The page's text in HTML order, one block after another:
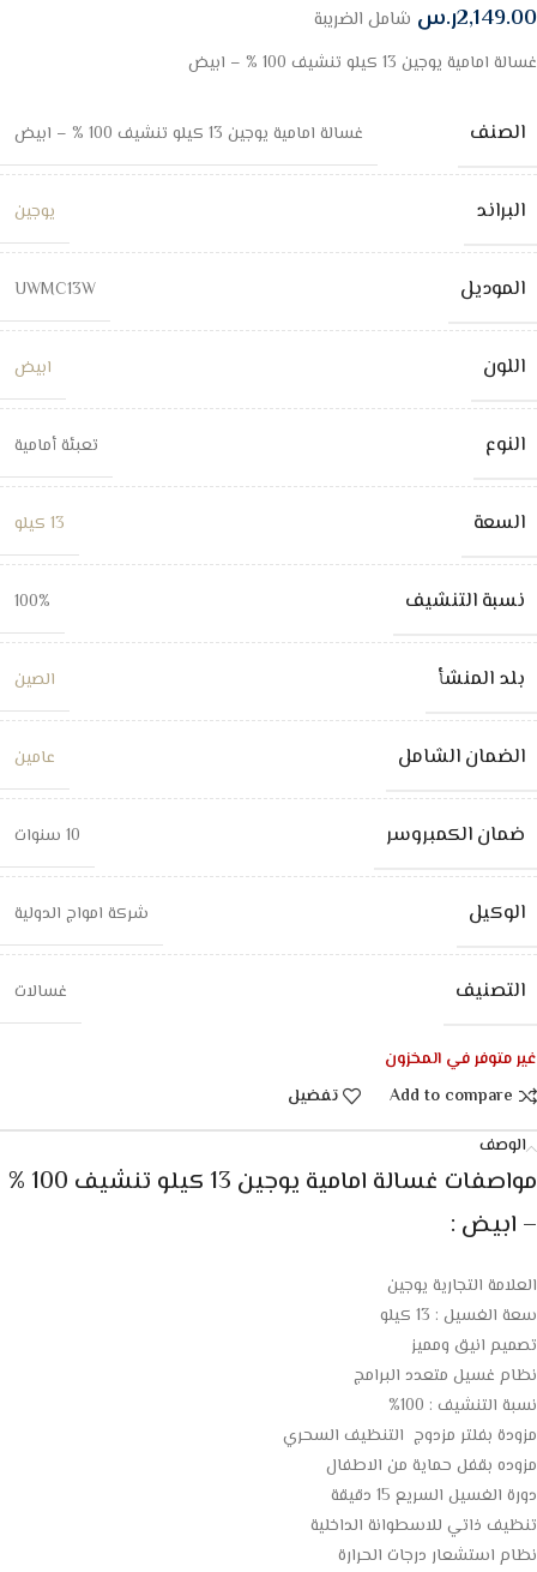
2,149.00ر.س شامل الضريبة
غسالة امامية يوجين 13 كيلو تنشيف 100 % – ابيض
الصنف غسالة امامية يوجين 13 كيلو تنشيف 100 % – ابيض
البراند يوجين
الموديل UWMC13W
اللون ابيض
النوع تعبئة أمامية
السعة 13 كيلو
نسبة التنشيف 100%
بلد المنشأ الصين
الضمان الشامل عامين
ضمان الكمبروسر 10 سنوات
الوكيل شركة امواج الدولية
التصنيف غسالات
غير متوفر في المخزون
Add to compare
تفضيل
الوصف
مواصفات غسالة امامية يوجين 13 كيلو تنشيف 100 %
– ابيض :
العلامة التجارية يوجين
سعة الغسيل : 13 كيلو
تصميم انيق ومميز
نظام غسيل متعدد البرامج
نسبة التنشيف : 100%
مزودة بفلتر مزدوج التنظيف السحري
مزوده بقفل حماية من الاطفال
دورة الغسيل السريع 15 دقيقة
تنظيف ذاتي للاسطوانة الداخلية
نظام استشعار درجات الحرارة